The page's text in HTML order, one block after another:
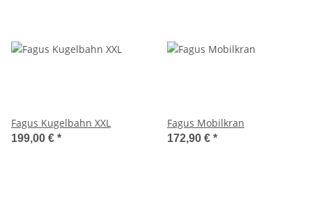
Fagus Kugelbahn XXL
199,00 € *
Fagus Mobilkran
172,90 € *